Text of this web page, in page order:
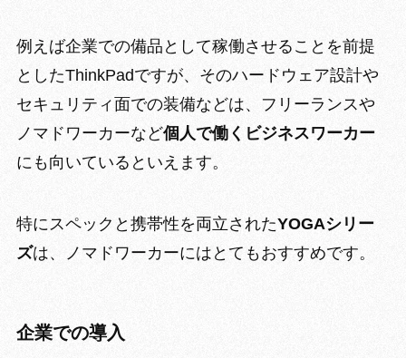
例えば企業での備品として稼働させることを前提
としたThinkPadですが、そのハードウェア設計や
セキュリティ面での装備などは、フリーランスや
ノマドワーカーなど個人で働くビジネスワーカー
にも向いているといえます。
特にスペックと携帯性を両立されたYOGAシリー
ズは、ノマドワーカーにはとてもおすすめです。
企業での導入